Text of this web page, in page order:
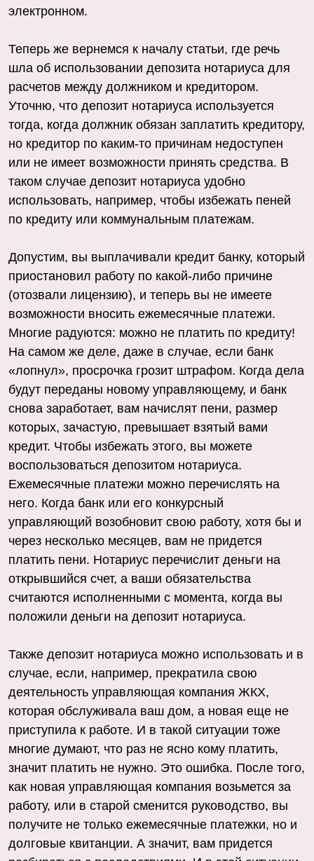
электронном.
Теперь же вернемся к началу статьи, где речь
шла об использовании депозита нотариуса для
расчетов между должником и кредитором.
Уточню, что депозит нотариуса используется
тогда, когда должник обязан заплатить кредитору,
но кредитор по каким-то причинам недоступен
или не имеет возможности принять средства. В
таком случае депозит нотариуса удобно
использовать, например, чтобы избежать пеней
по кредиту или коммунальным платежам.
Допустим, вы выплачивали кредит банку, который
приостановил работу по какой-либо причине
(отозвали лицензию), и теперь вы не имеете
возможности вносить ежемесячные платежи.
Многие радуются: можно не платить по кредиту!
На самом же деле, даже в случае, если банк
«лопнул», просрочка грозит штрафом. Когда дела
будут переданы новому управляющему, и банк
снова заработает, вам начислят пени, размер
которых, зачастую, превышает взятый вами
кредит. Чтобы избежать этого, вы можете
воспользоваться депозитом нотариуса.
Ежемесячные платежи можно перечислять на
него. Когда банк или его конкурсный
управляющий возобновит свою работу, хотя бы и
через несколько месяцев, вам не придется
платить пени. Нотариус перечислит деньги на
открывшийся счет, а ваши обязательства
считаются исполненными с момента, когда вы
положили деньги на депозит нотариуса.
Также депозит нотариуса можно использовать и в
случае, если, например, прекратила свою
деятельность управляющая компания ЖКХ,
которая обслуживала ваш дом, а новая еще не
приступила к работе. И в такой ситуации тоже
многие думают, что раз не ясно кому платить,
значит платить не нужно. Это ошибка. После того,
как новая управляющая компания возьмется за
работу, или в старой сменится руководство, вы
получите не только ежемесячные платежки, но и
долговые квитанции. А значит, вам придется